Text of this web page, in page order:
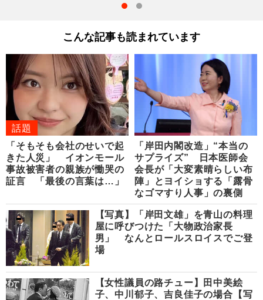
こんな記事も読まれています
話題
「そもそも会社のせいで起
きた人災」 イオンモール
事故被害者の親族が慟哭の
証言 「最後の言葉は…」
「岸田内閣改造」“本当の
サプライズ” 日本医師会
会長が「大変素晴らしい布
陣」とヨイショする「露骨
なゴマすり人事」の裏側
【写真】「岸田文雄」を青山の料理
屋に呼びつけた「大物政治家長
男」 なんとロールスロイスでご登
場
【女性議員の路チュー】田中美絵
子、中川郁子、吉良佳子の場合【写